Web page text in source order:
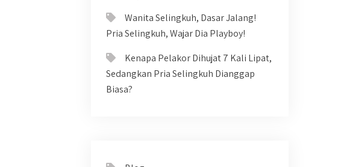
Wanita Selingkuh, Dasar Jalang!
Pria Selingkuh, Wajar Dia Playboy!
Kenapa Pelakor Dihujat 7 Kali Lipat,
Sedangkan Pria Selingkuh Dianggap
Biasa?